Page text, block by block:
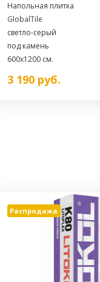
Напольная плитка
GlobalTile
светло-серый
под камень
600x1200 см.
3 190руб.
Распродажа